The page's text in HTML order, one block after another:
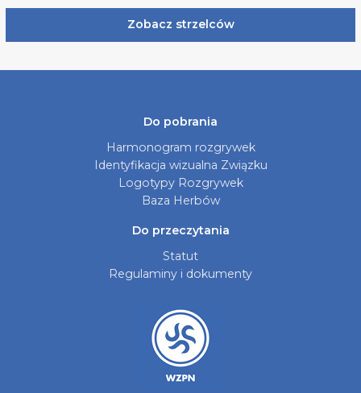
Zobacz strzelców
Do pobrania
Harmonogram rozgrywek
Identyfikacja wizualna Związku
Logotypy Rozgrywek
Baza Herbów
Do przeczytania
Statut
Regulaminy i dokumenty